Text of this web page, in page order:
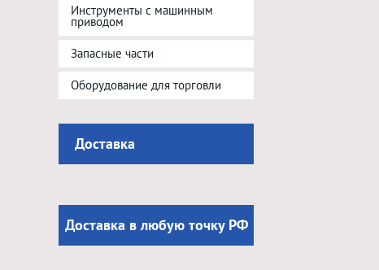
Инструменты с машинным
приводом
Запасные части
Оборудование для торговли
Доставка
Доставка в любую точку РФ